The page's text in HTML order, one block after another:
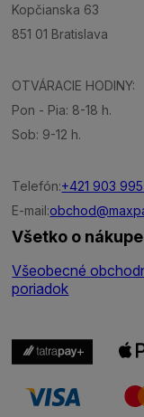
Kopčianska 63
851 01 Bratislava
OTVÁRACIE HODINY:
Pon - Pia: 8-18 h.
Sob: 9-12 h.
Telefón:+421 903
E-mail:
Všetko o nákupe
Všeobecné
poriadok